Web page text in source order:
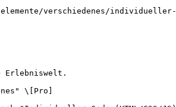
verschiedenes/
Erlebniswelt.
\[Pro]